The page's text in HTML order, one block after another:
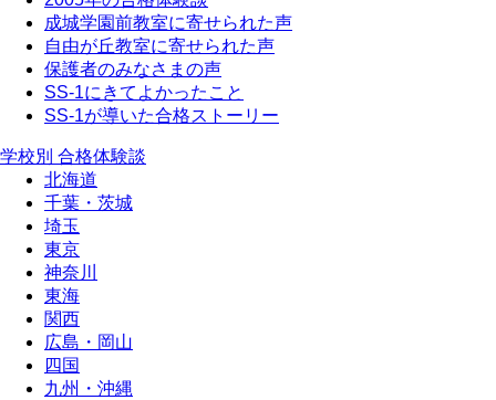
成城学園前教室に寄せられた声
自由が丘教室に寄せられた声
保護者のみなさまの声
SS-1にきてよかったこと
SS-1が導いた合格ストーリー
学校別 合格体験談
北海道
千葉・茨城
埼玉
東京
神奈川
東海
関西
広島・岡山
四国
九州・沖縄